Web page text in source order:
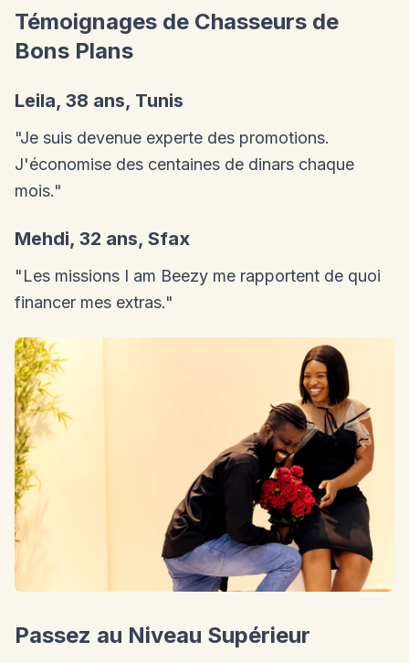
Témoignages de Chasseurs de
Bons Plans
Leila, 38 ans, Tunis
"Je suis devenue experte des promotions.
J'économise des centaines de dinars chaque
mois."
Mehdi, 32 ans, Sfax
"Les missions I am Beezy me rapportent de quoi
financer mes extras."
Passez au Niveau Supérieur